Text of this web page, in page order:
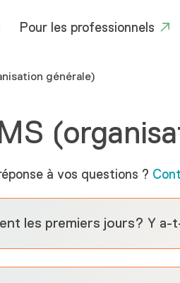
Pour les professionnels
générale)
à vos questions ?
les premiers jours? Y a-